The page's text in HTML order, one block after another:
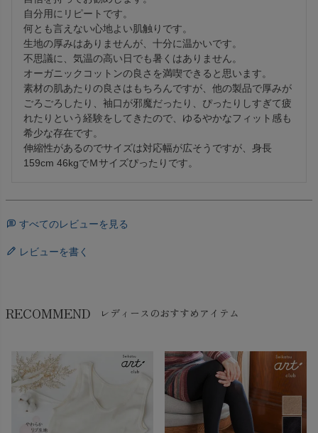
自分用にリピートです。
何とも言えない心地よい肌触りです。
生地の厚みはありませんが、十分に温かいです。
不思議に、気温の高い日でも暑くはありません。
オーガニックコットンの良さを満喫できると思います。
素材の肌あたりの良さはもちろんですが、他の製品で厚みが
ごろごろしたり、袖口が邪魔だったり、ぴったりしすぎて疲
れたりという経験をしてきたので、ゆるやかなフィット感も
希少な存在です。
伸縮性があるのでサイズは対応幅が広そうですが、身長
159cm 46kgでＭサイズぴったりです。
すべてのレビューを見る
レビューを書く
RECOMMEND レディースのおすすめアイテム